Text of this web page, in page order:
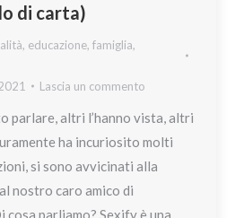
di carta)
, educazione, famiglia,
Lascia un commento
parlare, altri l’hanno vista, altri
ha incuriosito molti
si sono avvicinati alla
nostro caro amico di
parliamo? Sexify è una